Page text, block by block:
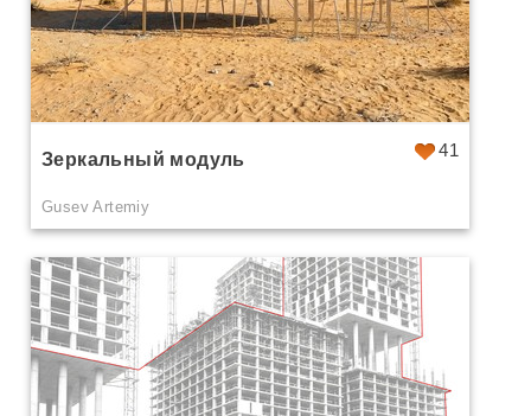
41
Зеркальный модуль
Gusev Artemiy